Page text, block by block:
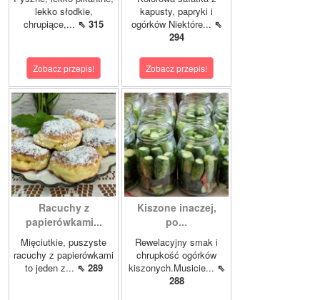
lekko słodkie,
chrupiące,... ⇖ 315
Zobacz przepis!
kapusty, papryki i
ogórków Niektóre... ⇖
294
Zobacz przepis!
Racuchy z
papierówkami...
Mięciutkie, puszyste
racuchy z papierówkami
to jeden z... ⇖ 289
Kiszone inaczej,
po...
Rewelacyjny smak i
chrupkość ogórków
kiszonych.Musicie... ⇖
288